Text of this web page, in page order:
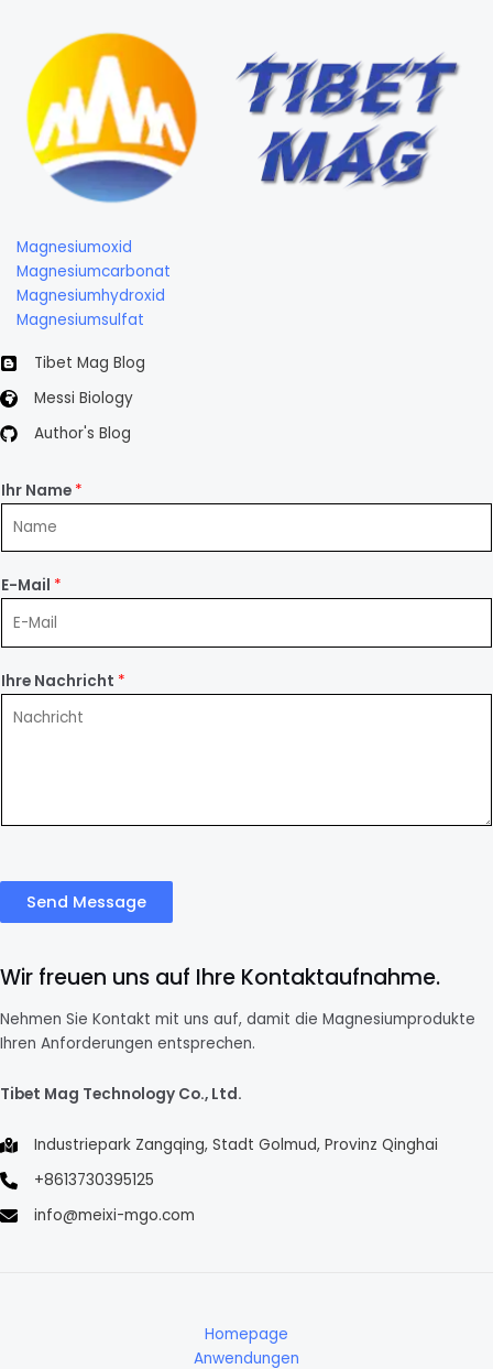
Magnesiumoxid
Magnesiumcarbonat
Magnesiumhydroxid
Magnesiumsulfat
Tibet Mag Blog
Messi Biology
Author's Blog
Ihr Name *
E-Mail *
Ihre Nachricht *
Send Message
Wir freuen uns auf Ihre Kontaktaufnahme.
Nehmen Sie Kontakt mit uns auf, damit die Magnesiumprodukte
Ihren Anforderungen entsprechen.
Tibet Mag Technology Co., Ltd.
Industriepark Zangqing, Stadt Golmud, Provinz Qinghai
+8613730395125
info@meixi-mgo.com
Homepage
Anwendungen